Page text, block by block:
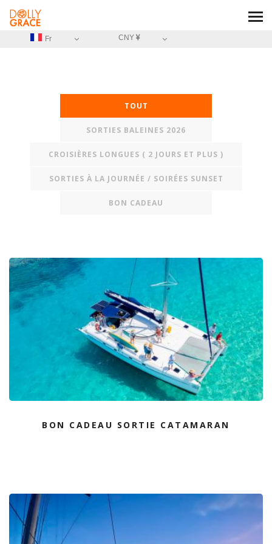
Fr CNY
TOUT
SORTIES BALEINES 2026
CROISIÈRES LONGUES ( 2 JOURS ET PLUS )
SORTIES À LA JOURNÉE / SOIRÉES SUNSET
BON CADEAU
BON CADEAU SORTIE CATAMARAN